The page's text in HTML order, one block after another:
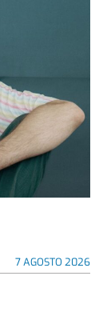
7 AGOSTO 2026